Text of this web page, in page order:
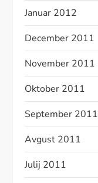
Januar 2012
December 2011
November 2011
Oktober 2011
September 2011
Avgust 2011
Julij 2011